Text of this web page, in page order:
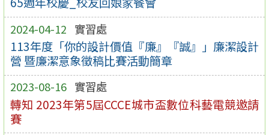
2024-04-12 實習處
113年度「你的設計價值『廉』『誠』」廉潔設計
營 暨廉潔意象徵稿比賽活動簡章
2023-08-16 實習處
轉知 2023年第5屆CCCE城市盃數位科藝電競邀請
賽